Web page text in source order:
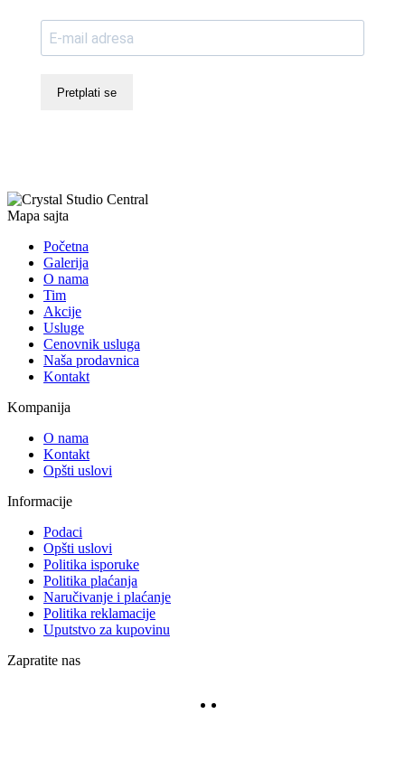
Pretplati se
Mapa sajta
Početna
Galerija
O nama
Tim
Akcije
Usluge
Cenovnik usluga
Naša prodavnica
Kontakt
Kompanija
O nama
Kontakt
Opšti uslovi
Informacije
Podaci
Opšti uslovi
Politika isporuke
Politika plaćanja
Naručivanje i plaćanje
Politika reklamacije
Uputstvo za kupovinu
Zapratite nas